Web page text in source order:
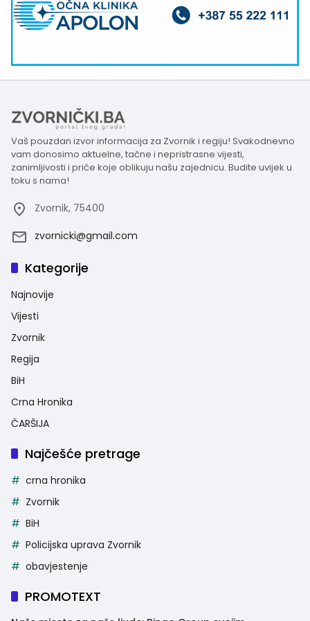
Vaš pouzdan izvor informacija za Zvornik i regiju! Svakodnevno
vam donosimo aktuelne, tačne i nepristrasne vijesti,
zanimljivosti i priče koje oblikuju našu zajednicu. Budite uvijek u
toku s nama!
Zvornik, 75400
zvornicki@gmail.com
Kategorije
Najnovije
Vijesti
Zvornik
Regija
BiH
Crna Hronika
ČARŠIJA
Najčešće pretrage
crna hronika
Zvornik
BiH
Policijska uprava Zvornik
obavjestenje
PROMOTEXT